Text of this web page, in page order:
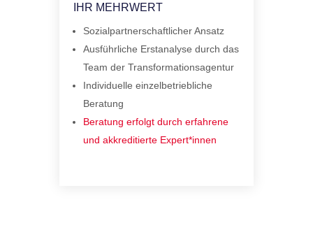
IHR MEHRWERT
Sozialpartnerschaftlicher Ansatz
Ausführliche Erstanalyse durch das
Team der Transformationsagentur
Individuelle einzelbetriebliche
Beratung
Beratung erfolgt durch erfahrene
und akkreditierte Expert*innen